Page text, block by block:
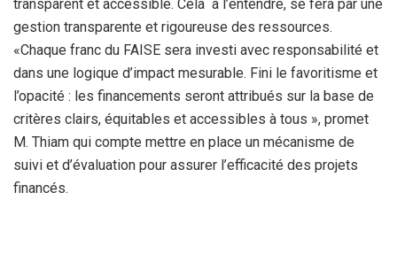
transparent et accessible. Cela à l’entendre, se fera par une
gestion transparente et rigoureuse des ressources.
«Chaque franc du FAISE sera investi avec responsabilité et
dans une logique d’impact mesurable. Fini le favoritisme et
l’opacité : les financements seront attribués sur la base de
critères clairs, équitables et accessibles à tous », promet
M. Thiam qui compte mettre en place un mécanisme de
suivi et d’évaluation pour assurer l’efficacité des projets
financés.